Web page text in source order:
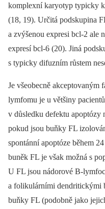
komplexní karyotyp typicky
(18, 19). Určitá podskupina
a zvýšenou expresi bcl-2 ale
expresí bcl-6 (20). Jiná
s typicky difuzním růstem
Je všeobecně akceptovaným
lymfomu je u většiny
v důsledku defektu apoptózy
pokud jsou buňky FL
spontánní apoptóze během
buněk FL je však možná s
U FL jsou nádorové B-
a folikulárními dendritickými
buňky FL (podobně jako